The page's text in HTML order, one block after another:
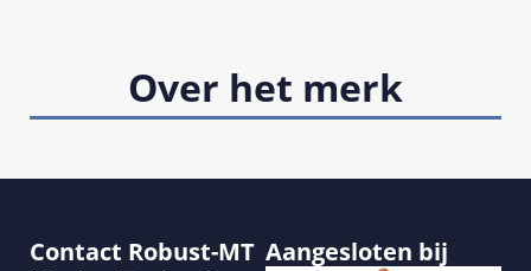
Over het merk
Contact Robust-MT Aangesloten bij